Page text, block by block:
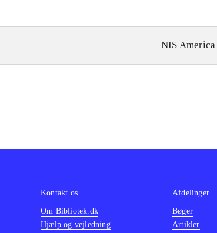
NIS America
Kontakt os
Om Bibliotek.dk
Hjælp og vejledning
Afdelinger
Bøger
Artikler